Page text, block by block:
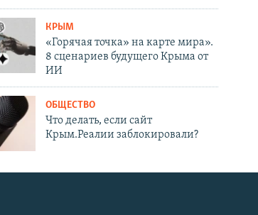
КРЫМ
«Горячая точка» на карте мира».
8 сценариев будущего Крыма от
ИИ
ОБЩЕСТВО
Что делать, если сайт
Крым.Реалии заблокировали?